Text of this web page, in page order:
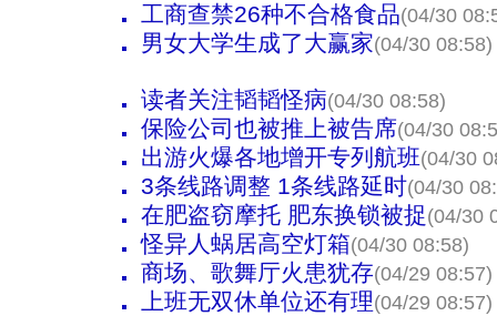
工商查禁26种不合格食品(04/30
男女大学生成了大赢家(04/30 08:58)
读者关注韬韬怪病(04/30 08:58)
保险公司也被推上被告席(04/30
出游火爆各地增开专列航班(04/30
3条线路调整 1条线路延时(04/30
在肥盗窃摩托 肥东换锁被捉(04/30
怪异人蜗居高空灯箱(04/30 08:58)
商场、歌舞厅火患犹存(04/29 08:57)
上班无双休单位还有理(04/29 08:57)